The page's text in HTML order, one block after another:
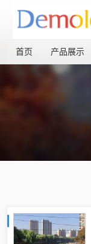
首页 产品展示